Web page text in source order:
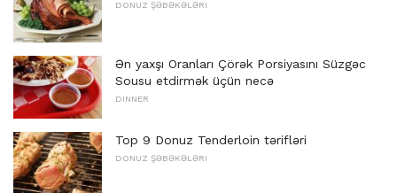
DONUZ ŞƏBƏKƏLƏRI
Ən yaxşı Oranları Çörək Porsiyasını Süzgəc
Sousu etdirmək üçün necə
DINNER
Top 9 Donuz Tenderloin tərifləri
DONUZ ŞƏBƏKƏLƏRI